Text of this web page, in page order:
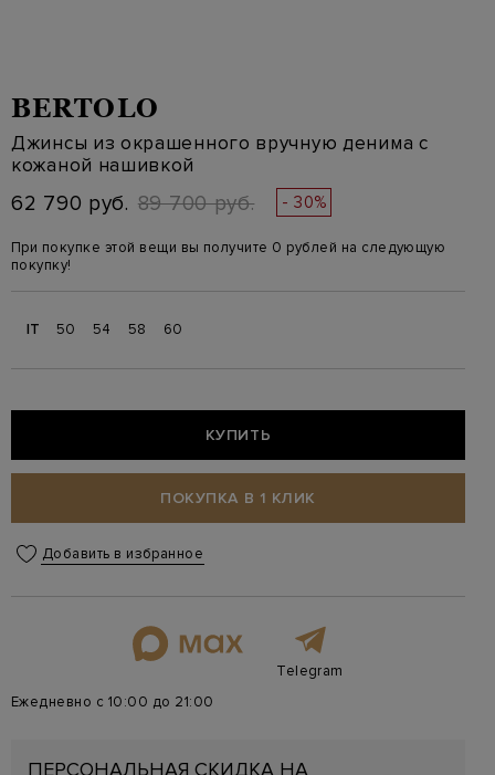
BERTOLO
Джинсы из окрашенного вручную денима с
кожаной нашивкой
62 790 руб. 89 700 руб. - 30%
При покупке этой вещи вы получите 0 рублей на следующую
покупку!
IT 50 54 58 60
КУПИТЬ
ПОКУПКА В 1 КЛИК
Добавить в избранное
Telegram
Ежедневно с 10:00 до 21:00
ПЕРСОНАЛЬНАЯ СКИДКА НА